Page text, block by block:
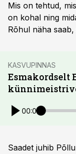
Mis on tehtud,
on kohal ning
Rõhul näha
KASVUPINNAS
Esmakordselt
00:00
Saadet juhib